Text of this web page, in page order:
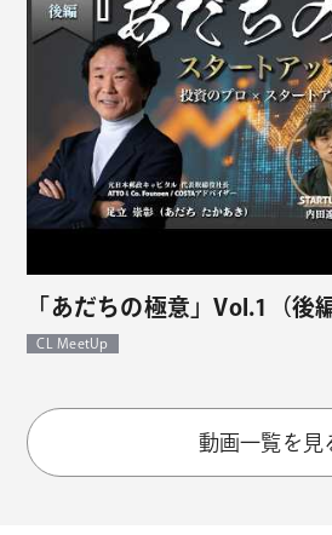
「あだちの極意」Vol.1（後
CL MeetUp
動画一覧を見